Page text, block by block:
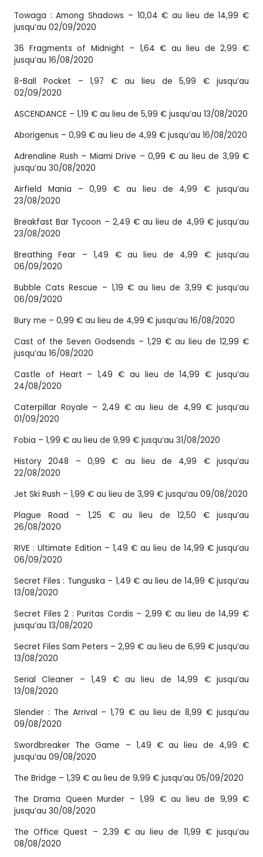
Towaga : Among Shadows – 10,04 € au lieu de 14,99 €
jusqu’au 02/09/2020
36 Fragments of Midnight – 1,64 € au lieu de 2,99 €
jusqu’au 16/08/2020
8-Ball Pocket – 1,97 € au lieu de 5,99 € jusqu’au
02/09/2020
ASCENDANCE – 1,19 € au lieu de 5,99 € jusqu’au 13/08/2020
Aborigenus – 0,99 € au lieu de 4,99 € jusqu’au 16/08/2020
Adrenaline Rush – Miami Drive – 0,99 € au lieu de 3,99 €
jusqu’au 30/08/2020
Airfield Mania – 0,99 € au lieu de 4,99 € jusqu’au
23/08/2020
Breakfast Bar Tycoon – 2,49 € au lieu de 4,99 € jusqu’au
23/08/2020
Breathing Fear – 1,49 € au lieu de 4,99 € jusqu’au
06/09/2020
Bubble Cats Rescue – 1,19 € au lieu de 3,99 € jusqu’au
06/09/2020
Bury me – 0,99 € au lieu de 4,99 € jusqu’au 16/08/2020
Cast of the Seven Godsends – 1,29 € au lieu de 12,99 €
jusqu’au 16/08/2020
Castle of Heart – 1,49 € au lieu de 14,99 € jusqu’au
24/08/2020
Caterpillar Royale – 2,49 € au lieu de 4,99 € jusqu’au
01/09/2020
Fobia – 1,99 € au lieu de 9,99 € jusqu’au 31/08/2020
History 2048 – 0,99 € au lieu de 4,99 € jusqu’au
22/08/2020
Jet Ski Rush – 1,99 € au lieu de 3,99 € jusqu’au 09/08/2020
Plague Road – 1,25 € au lieu de 12,50 € jusqu’au
26/08/2020
RIVE : Ultimate Edition – 1,49 € au lieu de 14,99 € jusqu’au
06/09/2020
Secret Files : Tunguska – 1,49 € au lieu de 14,99 € jusqu’au
13/08/2020
Secret Files 2 : Puritas Cordis – 2,99 € au lieu de 14,99 €
jusqu’au 13/08/2020
Secret Files Sam Peters – 2,99 € au lieu de 6,99 € jusqu’au
13/08/2020
Serial Cleaner – 1,49 € au lieu de 14,99 € jusqu’au
13/08/2020
Slender : The Arrival – 1,79 € au lieu de 8,99 € jusqu’au
09/08/2020
Swordbreaker The Game – 1,49 € au lieu de 4,99 €
jusqu’au 09/08/2020
The Bridge – 1,39 € au lieu de 9,99 € jusqu’au 05/09/2020
The Drama Queen Murder – 1,99 € au lieu de 9,99 €
jusqu’au 30/08/2020
The Office Quest – 2,39 € au lieu de 11,99 € jusqu’au
08/08/2020